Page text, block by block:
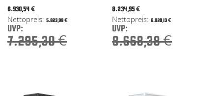
Special
Price
6.930,54 €
5.823,98 €
UVP:
7.295,30 €
Special
Price
8.234,95 €
6.920,13 €
UVP:
8.668,38 €